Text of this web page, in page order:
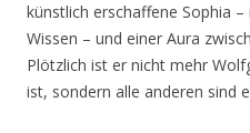
künstlich erschaffene Sophia
Wissen – und einer Aura
Plötzlich ist er nicht mehr
ist, sondern alle anderen sind